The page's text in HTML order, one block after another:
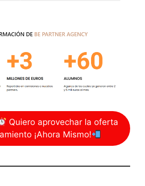
Quiero aprovechar la oferta
¡Ahora Mismo!